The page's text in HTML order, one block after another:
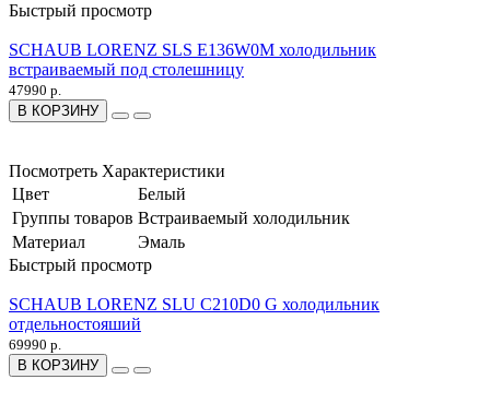
Быстрый просмотр
SCHAUB LORENZ SLS E136W0M холодильник
встраиваемый под столешницу
47990 р.
В КОРЗИНУ
Посмотреть Характеристики
Цвет
Белый
Группы товаров Встраиваемый холодильник
Материал
Эмаль
Быстрый просмотр
SCHAUB LORENZ SLU C210D0 G холодильник
отдельностояший
69990 р.
В КОРЗИНУ